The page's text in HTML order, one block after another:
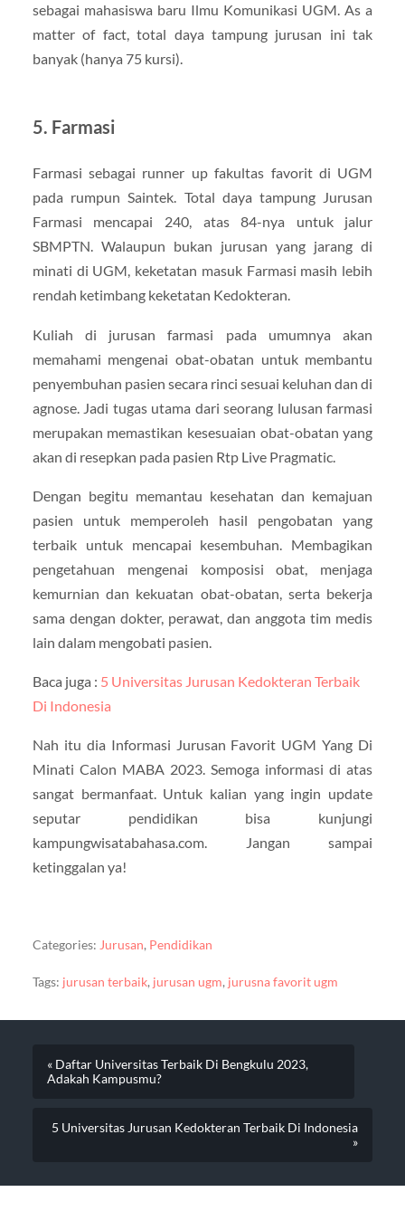
sebagai mahasiswa baru Ilmu Komunikasi UGM. As a
matter of fact, total daya tampung jurusan ini tak
banyak (hanya 75 kursi).
5. Farmasi
Farmasi sebagai runner up fakultas favorit di UGM
pada rumpun Saintek. Total daya tampung Jurusan
Farmasi mencapai 240, atas 84-nya untuk jalur
SBMPTN. Walaupun bukan jurusan yang jarang di
minati di UGM, keketatan masuk Farmasi masih lebih
rendah ketimbang keketatan Kedokteran.
Kuliah di jurusan farmasi pada umumnya akan
memahami mengenai obat-obatan untuk membantu
penyembuhan pasien secara rinci sesuai keluhan dan di
agnose. Jadi tugas utama dari seorang lulusan farmasi
merupakan memastikan kesesuaian obat-obatan yang
akan di resepkan pada pasien Rtp Live Pragmatic.
Dengan begitu memantau kesehatan dan kemajuan
pasien untuk memperoleh hasil pengobatan yang
terbaik untuk mencapai kesembuhan. Membagikan
pengetahuan mengenai komposisi obat, menjaga
kemurnian dan kekuatan obat-obatan, serta bekerja
sama dengan dokter, perawat, dan anggota tim medis
lain dalam mengobati pasien.
Baca juga : 5 Universitas Jurusan Kedokteran Terbaik
Di Indonesia
Nah itu dia Informasi Jurusan Favorit UGM Yang Di
Minati Calon MABA 2023. Semoga informasi di atas
sangat bermanfaat. Untuk kalian yang ingin update
seputar pendidikan bisa kunjungi
kampungwisatabahasa.com. Jangan sampai
ketinggalan ya!
Categories: Jurusan, Pendidikan
Tags: jurusan terbaik, jurusan ugm, jurusna favorit ugm
« Daftar Universitas Terbaik Di Bengkulu 2023,
Adakah Kampusmu?
5 Universitas Jurusan Kedokteran Terbaik Di Indonesia
»